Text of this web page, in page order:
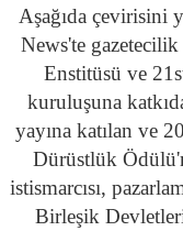
Aşağıda çevirisini
News'te
Enstitüsü ve
kuruluşuna
yayına katılan ve
Dürüstlük Ödülü'
istismarcısı,
Birleşik